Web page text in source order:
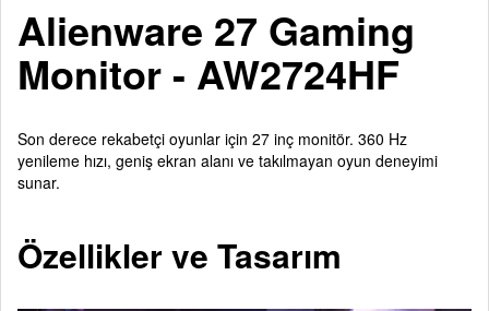
Alienware 27 Gaming
Monitor - AW2724HF
Son derece rekabetçi oyunlar için 27 inç monitör. 360 Hz
yenileme hızı, geniş ekran alanı ve takılmayan oyun deneyimi
sunar.
Özellikler ve Tasarım